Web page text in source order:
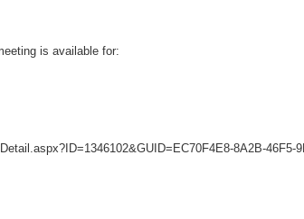
is available for:
8A2B-46F5-